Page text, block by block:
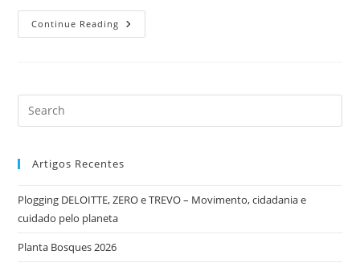
Continue Reading
Artigos Recentes
Plogging DELOITTE, ZERO e TREVO – Movimento, cidadania e
cuidado pelo planeta
Planta Bosques 2026